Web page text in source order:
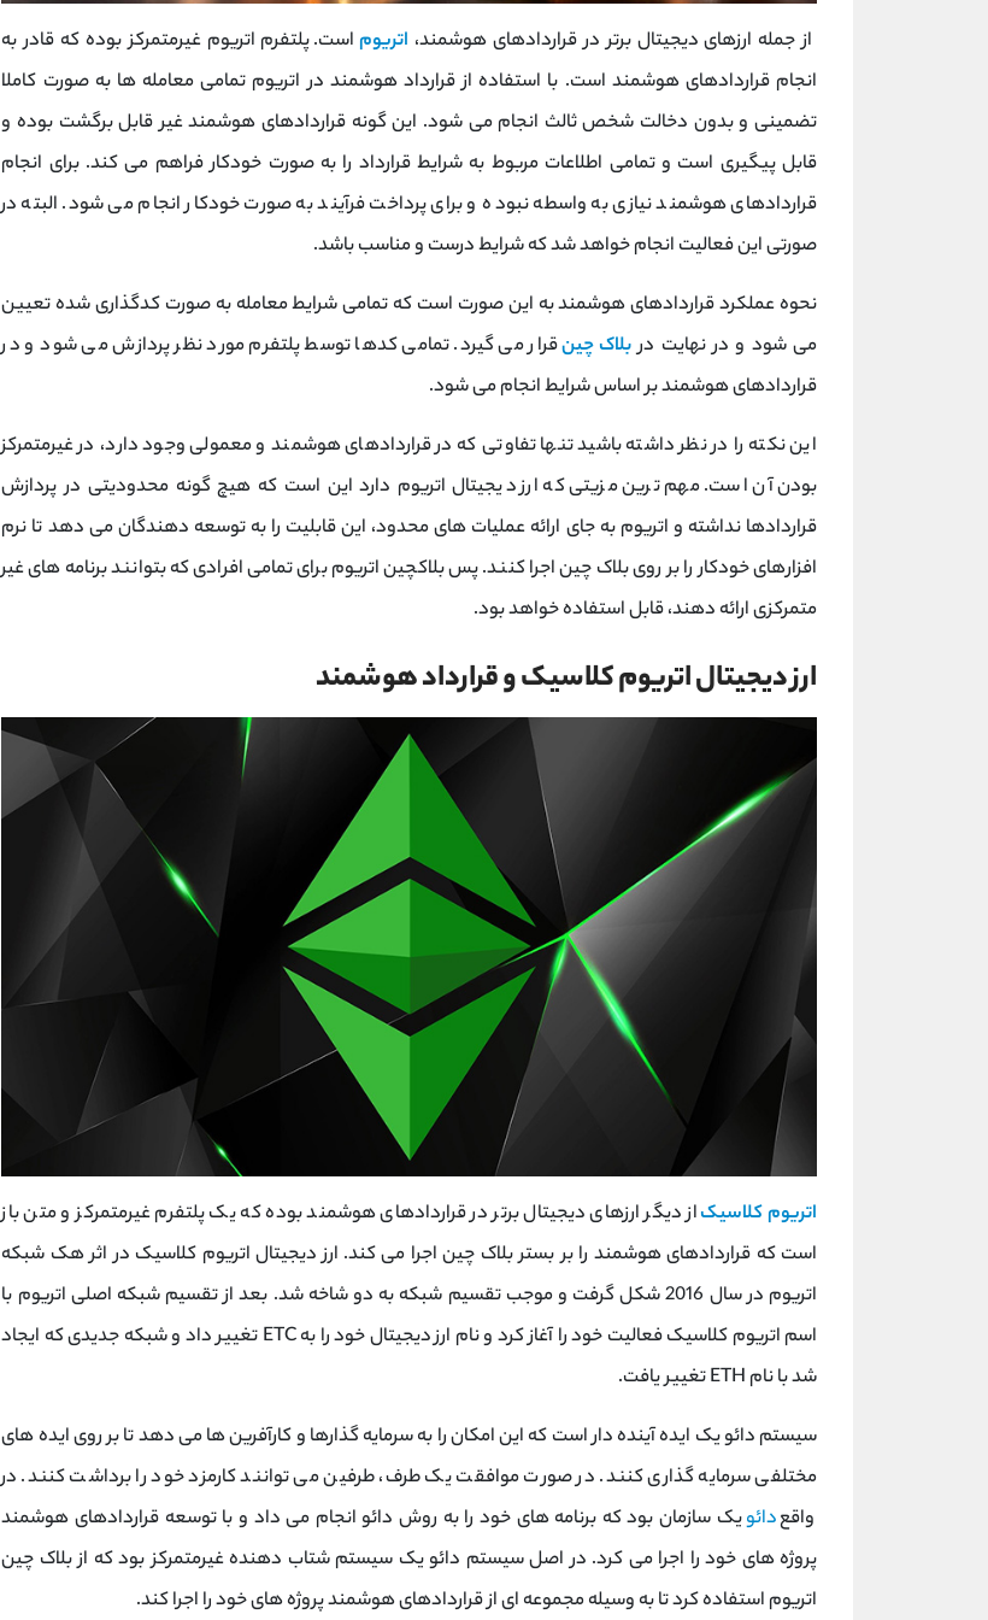
از جمله ارزهای دیجیتال برتر در قراردادهای هوشمند، اتریوم است. پلتفرم اتریوم غیرمتمرکز بوده که قادر به
انجام قراردادهای هوشمند است. با استفاده از قرارداد هوشمند در اتریوم تمامی معامله ها به صورت کاملا
تضمینی و بدون دخالت شخص ثالث انجام می شود. این گونه قراردادهای هوشمند غیر قابل برگشت بوده و
قابل پیگیری است و تمامی اطلاعات مربوط به شرایط قرارداد را به صورت خودکار فراهم می کند. برای انجام
قراردادهای هوشمند نیازی به واسطه نبوده و برای پرداخت فرآیند به صورت خودکار انجام می شود. البته در
صورتی این فعالیت انجام خواهد شد که شرایط درست و مناسب باشد.
نحوه عملکرد قراردادهای هوشمند به این صورت است که تمامی شرایط معامله به صورت کدگذاری شده تعیین
می شود و در نهایت دربلاک چینقرار می گیرد. تمامی کدها توسط پلتفرم مورد نظر پردازش می شود و در
قراردادهای هوشمند بر اساس شرایط انجام می شود.
این نکته را در نظر داشته باشید تنها تفاوتی که در قراردادهای هوشمند و معمولی وجود دارد، در غیرمتمرکز
بودن آن است. مهم ترین مزیتی که ارز دیجیتال اتریوم دارد این است که هیچ گونه محدودیتی در پردازش
قراردادها نداشته و اتریوم به جای ارائه عملیات های محدود، این قابلیت را به توسعه دهندگان می دهد تا نرم
افزارهای خودکار را بر روی بلاک چین اجرا کنند. پس بلاکچین اتریوم برای تمامی افرادی که بتوانند برنامه های غیر
متمرکزی ارائه دهند، قابل استفاده خواهد بود.
ارز دیجیتال اتریوم کلاسیک و قرارداد هوشمند
اتریوم کلاسیکاز دیگر ارزهای دیجیتال برتر در قراردادهای هوشمند بوده که یک پلتفرم غیرمتمرکز و متن باز
است که قراردادهای هوشمند را بر بستر بلاک چین اجرا می کند. ارز دیجیتال اتریوم کلاسیک در اثر هک شبکه
اتریوم در سال 2016 شکل گرفت و موجب تقسیم شبکه به دو شاخه شد. بعد از تقسیم شبکه اصلی اتریوم با
اسم اتریوم کلاسیک فعالیت خود را آغاز کرد و نام ارز دیجیتال خود را به ETC تغییر داد و شبکه جدیدی که ایجاد
شد با نام ETH تغییر یافت.
سیستم دائو یک ایده آینده دار است که این امکان را به سرمایه گذارها و کارآفرین ها می دهد تا بر روی ایده های
مختلفی سرمایه گذاری کنند. در صورت موافقت یک طرف، طرفین می توانند کارمزد خود را برداشت کنند. در
واقعدائویک سازمان بود که برنامه های خود را به روش دائو انجام می داد و با توسعه قراردادهای هوشمند
پروژه های خود را اجرا می کرد. در اصل سیستم دائو یک سیستم شتاب دهنده غیرمتمرکز بود که از بلاک چین
اتریوم استفاده کرد تا به وسیله مجموعه ای از قراردادهای هوشمند پروژه های خود را اجرا کند.